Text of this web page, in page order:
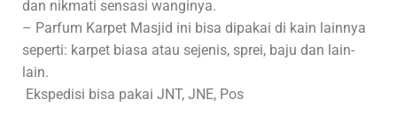
dan nikmati sensasi wanginya.
– Parfum Karpet Masjid ini bisa dipakai di kain lainnya
seperti: karpet biasa atau sejenis, sprei, baju dan lain-
lain.
Ekspedisi bisa pakai JNT, JNE, Pos